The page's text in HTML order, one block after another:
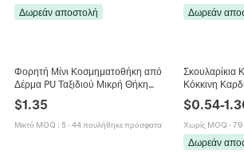
Δωρεάν αποστολή Δωρεάν
Φορητή Μίνι Κοσμηματοθήκη από
Δέρμα PU Ταξιδιού Μικρή Θήκη
Αποθήκευσης Δαχτυλιδιών
Σκουλαρικιών Με Μεταλλικό
Κούμπωμα Οργάνωση
$1.35
Μικτό MOQ : 5· 44 πουλήθηκε πρόσφατα
Σκουλαρίκια
Κόκκινη
Μαχαίρι Σεφ
Ρετρό
$0.54-
Χωρίς MOQ · 79
Δωρεάν